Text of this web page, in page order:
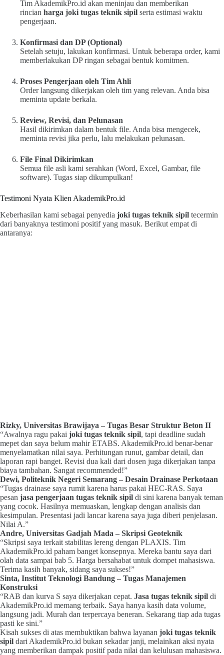
Tim AkademikPro.id akan meninjau dan memberikan
rincian harga joki tugas teknik sipil serta estimasi waktu
pengerjaan.
Konfirmasi dan DP (Optional)
Setelah setuju, lakukan konfirmasi. Untuk beberapa order, kami
memberlakukan DP ringan sebagai bentuk komitmen.
Proses Pengerjaan oleh Tim Ahli
Order langsung dikerjakan oleh tim yang relevan. Anda bisa
meminta update berkala.
Review, Revisi, dan Pelunasan
Hasil dikirimkan dalam bentuk file. Anda bisa mengecek,
meminta revisi jika perlu, lalu melakukan pelunasan.
File Final Dikirimkan
Semua file asli kami serahkan (Word, Excel, Gambar, file
software). Tugas siap dikumpulkan!
Testimoni Nyata Klien AkademikPro.id
Keberhasilan kami sebagai penyedia joki tugas teknik sipil tecermin
dari banyaknya testimoni positif yang masuk. Berikut empat di
antaranya:
Rizky, Universitas Brawijaya – Tugas Besar Struktur Beton II
“Awalnya ragu pakai joki tugas teknik sipil, tapi deadline sudah
mepet dan saya belum mahir ETABS. AkademikPro.id benar-benar
menyelamatkan nilai saya. Perhitungan runut, gambar detail, dan
laporan rapi banget. Revisi dua kali dari dosen juga dikerjakan tanpa
biaya tambahan. Sangat recommended!”
Dewi, Politeknik Negeri Semarang – Desain Drainase Perkotaan
“Tugas drainase saya rumit karena harus pakai HEC-RAS. Saya
pesan jasa pengerjaan tugas teknik sipil di sini karena banyak teman
yang cocok. Hasilnya memuaskan, lengkap dengan analisis dan
kesimpulan. Presentasi jadi lancar karena saya juga diberi penjelasan.
Nilai A.”
Andre, Universitas Gadjah Mada – Skripsi Geoteknik
“Skripsi saya terkait stabilitas lereng dengan PLAXIS. Tim
AkademikPro.id paham banget konsepnya. Mereka bantu saya dari
olah data sampai bab 5. Harga bersahabat untuk dompet mahasiswa.
Terima kasih banyak, sidang saya sukses!”
Sinta, Institut Teknologi Bandung – Tugas Manajemen
Konstruksi
“RAB dan kurva S saya dikerjakan cepat. Jasa tugas teknik sipil di
AkademikPro.id memang terbaik. Saya hanya kasih data volume,
langsung jadi. Murah dan terpercaya beneran. Sekarang tiap ada tugas
pasti ke sini.”
Kisah sukses di atas membuktikan bahwa layanan joki tugas teknik
sipil dari AkademikPro.id bukan sekadar janji, melainkan aksi nyata
yang memberikan dampak positif pada nilai dan kelulusan mahasiswa.